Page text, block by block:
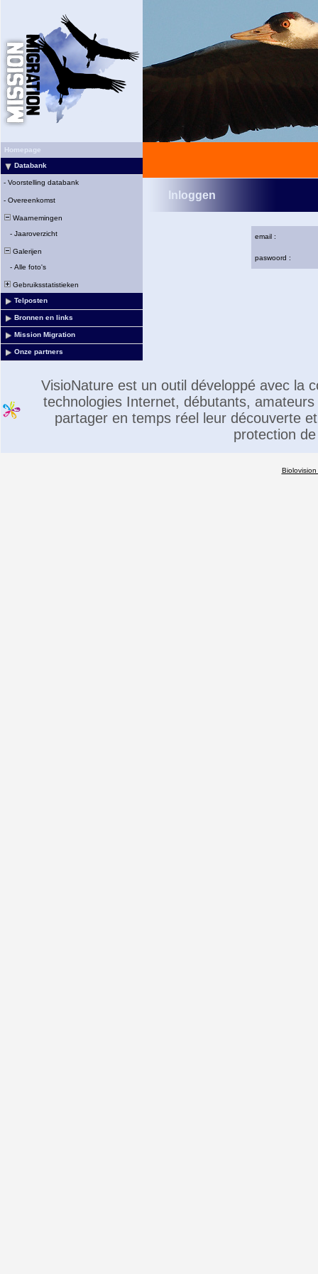
Homepage
Databank
- Voorstelling databank
- Overeenkomst
Waarnemingen
- Jaaroverzicht
Galerijen
- Alle foto's
Gebruiksstatistieken
Telposten
Bronnen en links
Mission Migration
Onze partners
Inloggen
email :
paswoord :
VisioNature est un outil développé avec la
technologies Internet, débutants,
partager en temps réel leur découverte
protection
Biolovision